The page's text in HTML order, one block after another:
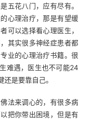
五花八门，应有尽有。
心理治疗，那是有望缓
可以选择看心理医生，
其实很多神经症患者都
业的心理治疗书籍。很
难遇，医生也不可能24
是要靠自己。
法来调心的，有很多病
把你带出困境，但是有